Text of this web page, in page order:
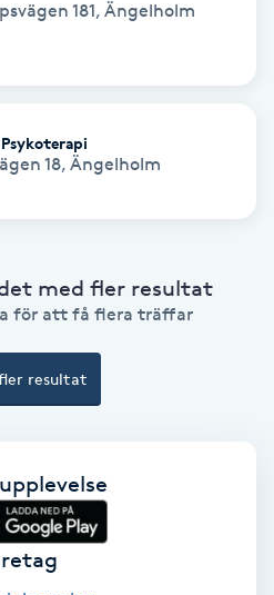
181, Ängelholm
18, Ängelholm
med fler resultat
för att få flera träffar
resultat